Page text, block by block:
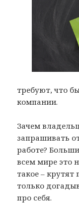
требуют, что
компании.
Зачем
запрашивать
работе?
всем мире это
такое –
только
про себя.